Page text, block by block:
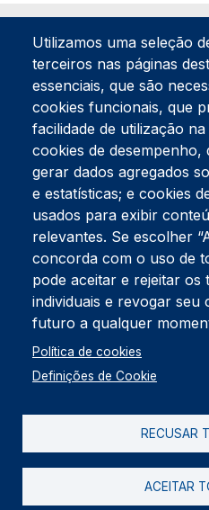
Tel:234 390 100Fax:234 390
Endereço Postal
Apartado 42
Rua Gil Eanes 31
3834-908 Gafanha da Nazaré
Estúdios
Rua Prior Guerra
Edifício do Centro Cultural da
3830-556 Gafanha da Nazaré
Rodapé
Cookies
Política de
Utilizamos uma seleção
terceiros nas páginas
essenciais, que são
cookies funcionais, que
facilidade de utilização
cookies de desempenho,
gerar dados agregados
e estatísticas; e cookies
usados para exibir
relevantes. Se escolher
concorda com o uso de
pode aceitar e rejeitar os
individuais e revogar seu
futuro a qualquer
Política de cookies
Definições de Cookie
RECUSAR
ACEITAR